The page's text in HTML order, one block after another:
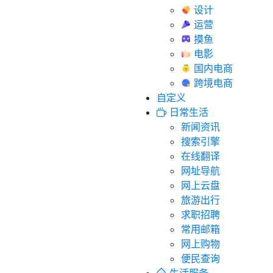
设计
运营
摸鱼
电影
国内电商
跨境电商
自定义
日常生活
新闻资讯
搜索引擎
在线翻译
网址导航
网上云盘
旅游出行
求职招聘
常用邮箱
网上购物
便民查询